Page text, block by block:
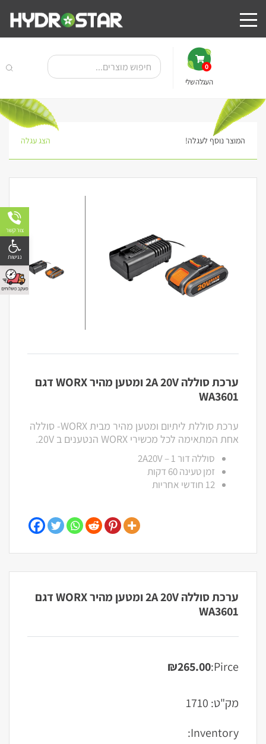
0
העגלה שלי
המוצר נוסף לעגלה! הצג עגלה
ערכת סוללה 2A 20V ומטען מהיר WORX דגם
WA3601
ערכת סוללת ליתיום ומטען מהיר מבית WORX- סוללה
אחת המתאימה לכל מכשירי WORX הנטענים ב 20V.
סוללה דור 1 – 2A20V
זמן טעינה 60 דקות
12 חודשי אחריות
ערכת סוללה 2A 20V ומטען מהיר WORX דגם
WA3601
Pirce:
₪265.00
מק"ט: 1710
Inventory:
צור קשר